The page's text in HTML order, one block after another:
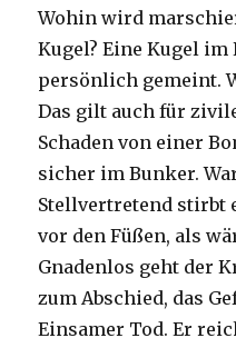
Wohin wird
Kugel? Eine Kugel
persönlich gemeint.
Das gilt auch für
Schaden von einer
sicher im Bunker.
Stellvertretend stirbt
vor den Füßen, als
Gnadenlos geht der
zum Abschied, das
Einsamer Tod. Er